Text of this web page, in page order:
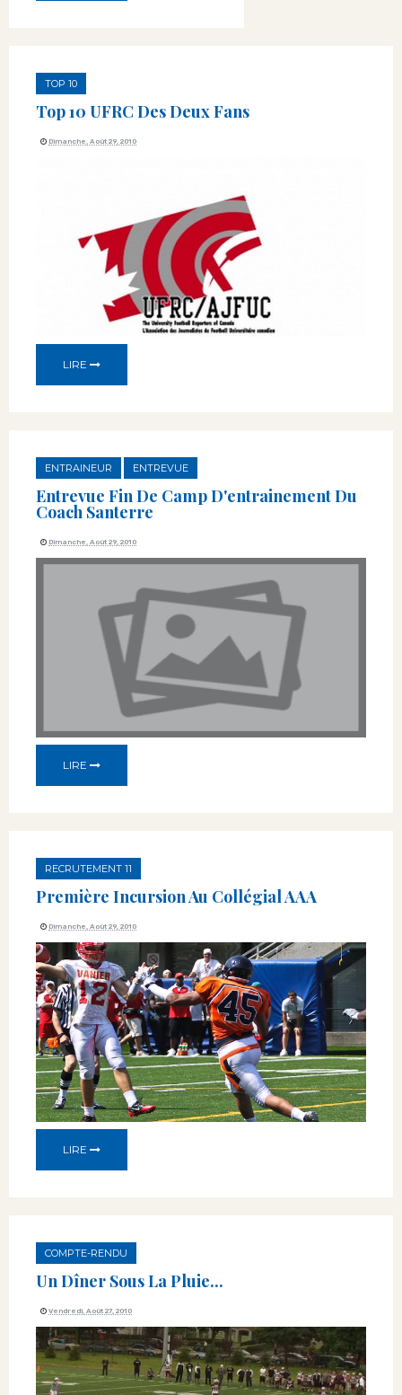
TOP 10
Top 10 UFRC Des Deux Fans
Dimanche, Août 29, 2010
LIRE
ENTRAINEUR ENTREVUE
Entrevue Fin De Camp D'entrainement Du
Coach Santerre
Dimanche, Août 29, 2010
LIRE
RECRUTEMENT 11
Première Incursion Au Collégial AAA
Dimanche, Août 29, 2010
LIRE
COMPTE-RENDU
Un Dîner Sous La Pluie...
Vendredi, Août 27, 2010